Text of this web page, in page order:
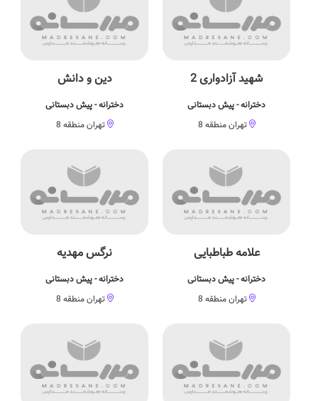
شهید آزادواری 2
دخترانه - پیش دبستانی
تهران منطقه 8
دین و دانش
دخترانه - پیش دبستانی
تهران منطقه 8
علامه طباطبایی
دخترانه - پیش دبستانی
تهران منطقه 8
نرگس مهدیه
دخترانه - پیش دبستانی
تهران منطقه 8